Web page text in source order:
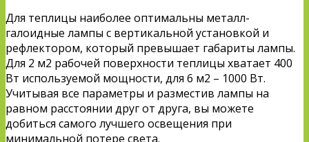
Для теплицы наиболее оптимальны металл-
галоидные лампы с вертикальной установкой и
рефлектором, который превышает габариты лампы.
Для 2 м2 рабочей поверхности теплицы хватает 400
Вт используемой мощности, для 6 м2 – 1000 Вт.
Учитывая все параметры и разместив лампы на
равном расстоянии друг от друга, вы можете
добиться самого лучшего освещения при
минимальной потере света.